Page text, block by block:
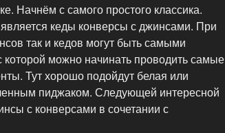
Начнём с самого простого классика.
кеды конверсы с джинсами. При
так и кедов могут быть самыми
можно начинать проводить самые
Тут хорошо подойдут белая или
пиджаком. Следующей интересной
с конверсами в сочетании с